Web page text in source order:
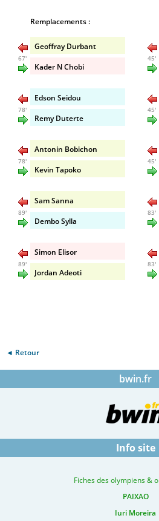
Remplacements :
Geoffray Durbant
67'
Kader N Chobi
Edson Seidou
78'
Remy Duterte
Antonin Bobichon
78'
Kevin Tapoko
Sam Sanna
89'
Dembo Sylla
Simon Elisor
89'
Jordan Adeoti
45'
45'
45'
83'
83'
◄ Retour
bwin.fr
Info site
Fiches des olympiens &
PAIXAO
Iuri Moreira